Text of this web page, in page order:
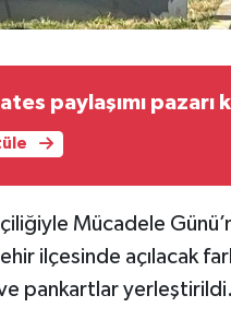
paylaşımı pazarı
Mücadele
ilçesinde açılacak
pankartlar yerleştirildi.